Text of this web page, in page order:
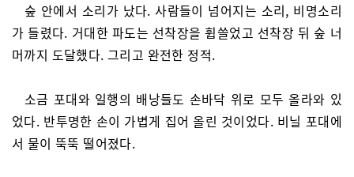
숲 안에서 소리가 났다. 사람들이 넘어지는 소리, 비명소리
가 들렸다. 거대한 파도는 선착장을 휩쓸었고 선착장 뒤 숲 너
머까지 도달했다. 그리고 완전한 정적.
소금 포대와 일행의 배낭들도 손바닥 위로 모두 올라와 있
었다. 반투명한 손이 가볍게 집어 올린 것이었다. 비닐 포대에
서 물이 뚝뚝 떨어졌다.